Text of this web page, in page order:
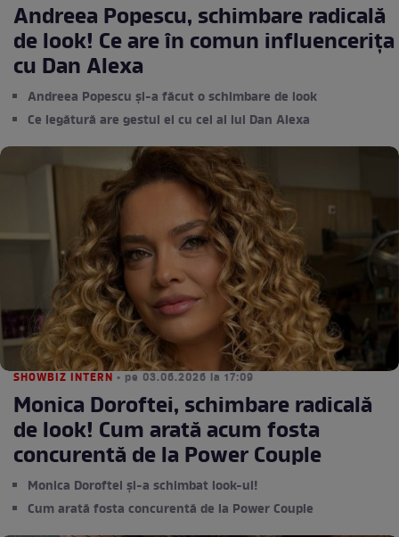
Andreea Popescu, schimbare radicală
de look! Ce are în comun influencerița
cu Dan Alexa
Andreea Popescu și-a făcut o schimbare de look
Ce legătură are gestul ei cu cel al lui Dan Alexa
SHOWBIZ INTERN • pe 03.06.2026 la 17:09
Monica Doroftei, schimbare radicală
de look! Cum arată acum fosta
concurentă de la Power Couple
Monica Doroftei și-a schimbat look-ul!
Cum arată fosta concurentă de la Power Couple